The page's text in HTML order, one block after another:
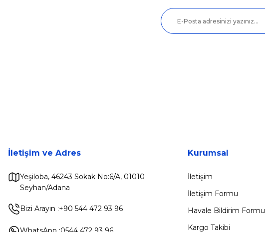
İletişim ve Adres
Yeşiloba, 46243 Sokak No:6/A, 01010
Seyhan/Adana
Bizi Arayın :+90 544 472 93 96
Kurumsal
İletişim
İletişim Formu
Havale Bildirim Formu
Kargo Takibi